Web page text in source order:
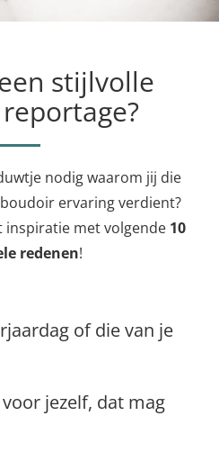
stijlvolle
nodig waarom jij die
ervaring verdient?
inspiratie met volgende 10
redenen!
of die van je
jezelf, dat mag